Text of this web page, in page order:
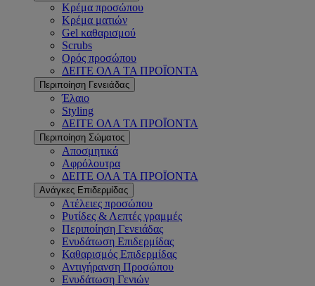
Κρέμα προσώπου
Κρέμα ματιών
Gel καθαρισμού
Scrubs
Ορός προσώπου
ΔΕΙΤΕ ΟΛΑ ΤΑ ΠΡΟΪΟΝΤΑ
Περιποίηση Γενειάδας
Έλαιο
Styling
ΔΕΙΤΕ ΟΛΑ ΤΑ ΠΡΟΪΟΝΤΑ
Περιποίηση Σώματος
Αποσμητικά
Αφρόλουτρα
ΔΕΙΤΕ ΟΛΑ ΤΑ ΠΡΟΪΟΝΤΑ
Ανάγκες Επιδερμίδας
Ατέλειες προσώπου
Ρυτίδες & Λεπτές γραμμές
Περιποίηση Γενειάδας
Ενυδάτωση Επιδερμίδας
Καθαρισμός Επιδερμίδας
Αντιγήρανση Προσώπου
Ενυδάτωση Γενιών